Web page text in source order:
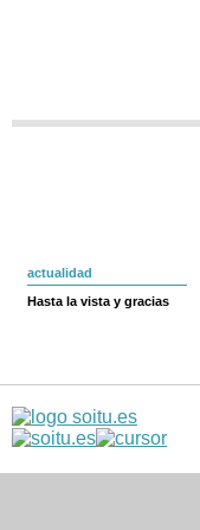
actualidad
Hasta la vista y gracias